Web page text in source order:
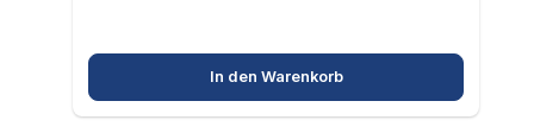
In den Warenkorb